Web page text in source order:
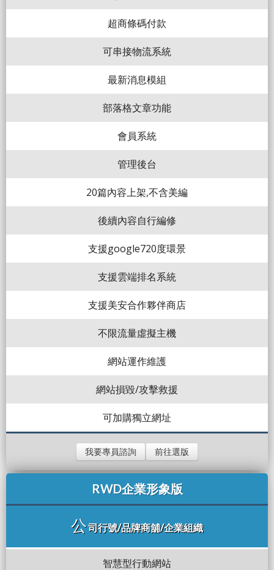
超商條碼付款
可串接物流系統
最新消息模組
部落格文章功能
會員系統
管理後台
20篇內容上架,不含美編
後續內容自行編修
支援google720度環景
支援雲端排名系統
支援美安合作夥伴商店
不限流量虛擬主機
網站運作維護
網站損毀/攻擊救援
可加購獨立網址
我要專員諮詢 前往選版
RWD企業形象版
公司行號/品牌商舖/企業組織
智慧型行動網站